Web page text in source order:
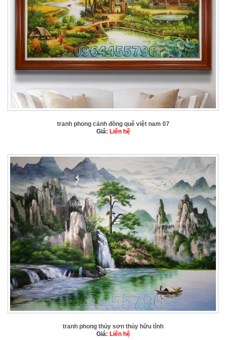
tranh phong cảnh đồng quê việt nam 07
Giá: Liên hệ
tranh phong thủy sơn thủy hữu tình
Giá: Liên hệ